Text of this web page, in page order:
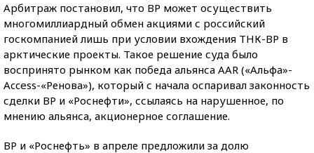
Арбитраж постановил, что BP может осуществить
многомиллиардный обмен акциями с российский
госкомпанией лишь при условии вхождения ТНК-BP в
арктические проекты. Такое решение суда было
воспринято рынком как победа альянса AAR («Альфа»-
Access-«Ренова»), который с начала оспаривал законность
сделки BP и «Роснефти», ссылаясь на нарушенное, по
мнению альянса, акционерное соглашение.
BP и «Роснефть» в апреле предложили за долю